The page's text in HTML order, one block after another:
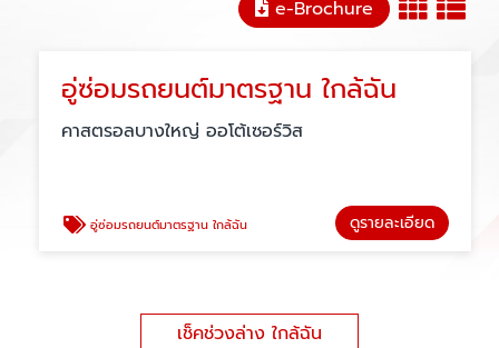
e-Brochure
อู่ซ่อมรถยนต์มาตรฐาน ใกล้ฉัน
คาสตรอลบางใหญ่ ออโต้เซอร์วิส
อู่ซ่อมรถยนต์มาตรฐาน ใกล้ฉัน ดูรายละเอียด
เช็คช่วงล่าง ใกล้ฉัน